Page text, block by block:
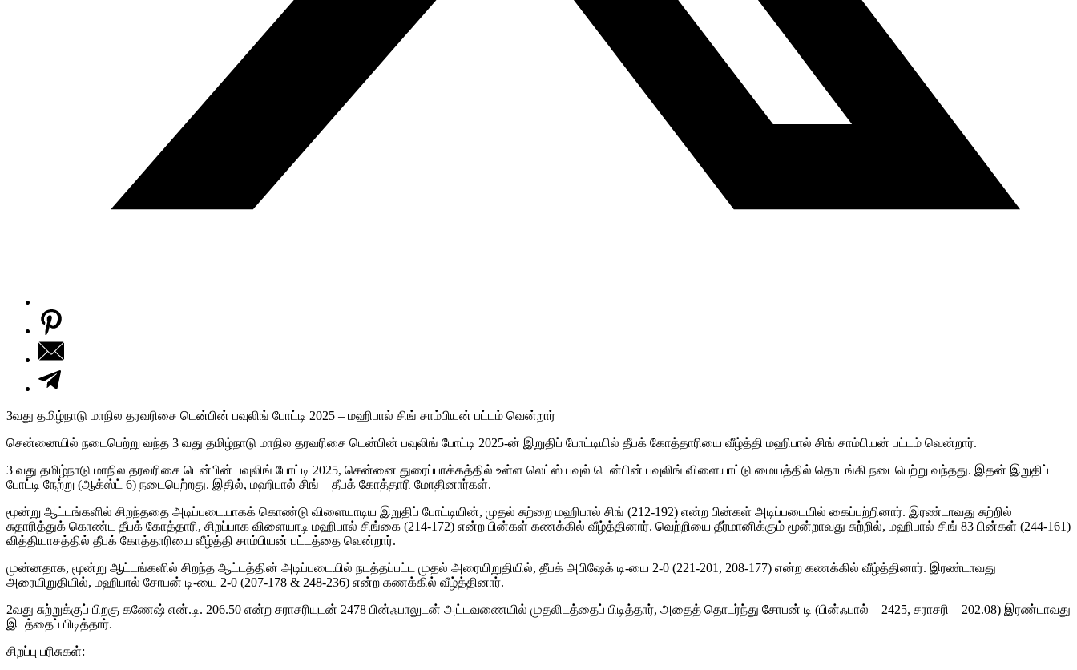
3வது தமிழ்நாடு மாநில தரவரிசை டென்பின் பவுலிங் போட்டி 2025 – மஹிபால் சிங் சாம்பியன் பட்டம் வென்றார்
சென்னையில் நடைபெற்று வந்த 3 வது தமிழ்நாடு மாநில தரவரிசை டென்பின் பவுலிங் போட்டி 2025-ன் இறுதிப் போட்டியில் தீபக் கோத்தாரியை வீழ்த்தி மஹிபால் சிங் சாம்பியன் பட்டம் வென்றார்.
3 வது தமிழ்நாடு மாநில தரவரிசை டென்பின் பவுலிங் போட்டி 2025, சென்னை துரைப்பாக்கத்தில் உள்ள லெட்ஸ் பவுல் டென்பின் பவுலிங் விளையாட்டு மையத்தில் தொடங்கி நடைபெற்று வந்தது. இதன் இறுதிப்
போட்டி நேற்று (ஆக்ஸ்ட் 6) நடைபெற்றது. இதில், மஹிபால் சிங் – தீபக் கோத்தாரி மோதினார்கள்.
மூன்று ஆட்டங்களில் சிறந்ததை அடிப்படையாகக் கொண்டு விளையாடிய இறுதிப் போட்டியின், முதல் சுற்றை மஹிபால் சிங் (212-192) என்ற பின்கள் அடிப்படையில் கைப்பற்றினார். இரண்டாவது சுற்றில்
சுதாரித்துக் கொண்ட தீபக் கோத்தாரி, சிறப்பாக விளையாடி மஹிபால் சிங்கை (214-172) என்ற பின்கள் கணக்கில் வீழ்த்தினார். வெற்றியை தீர்மானிக்கும் மூன்றாவது சுற்றில், மஹிபால் சிங் 83 பின்கள் (244-161)
வித்தியாசத்தில் தீபக் கோத்தாரியை வீழ்த்தி சாம்பியன் பட்டத்தை வென்றார்.
முன்னதாக, மூன்று ஆட்டங்களில் சிறந்த ஆட்டத்தின் அடிப்படையில் நடத்தப்பட்ட முதல் அரையிறுதியில், தீபக் அபிஷேக் டி-யை 2-0 (221-201, 208-177) என்ற கணக்கில் வீழ்த்தினார். இரண்டாவது
அரையிறுதியில், மஹிபால் சோபன் டி-யை 2-0 (207-178 & 248-236) என்ற கணக்கில் வீழ்த்தினார்.
2வது சுற்றுக்குப் பிறகு கணேஷ் என்.டி. 206.50 என்ற சராசரியுடன் 2478 பின்ஃபாலுடன் அட்டவணையில் முதலிடத்தைப் பிடித்தார், அதைத் தொடர்ந்து சோபன் டி (பின்ஃபால் – 2425, சராசரி – 202.08) இரண்டாவது
இடத்தைப் பிடித்தார்.
சிறப்பு பரிசுகள்: